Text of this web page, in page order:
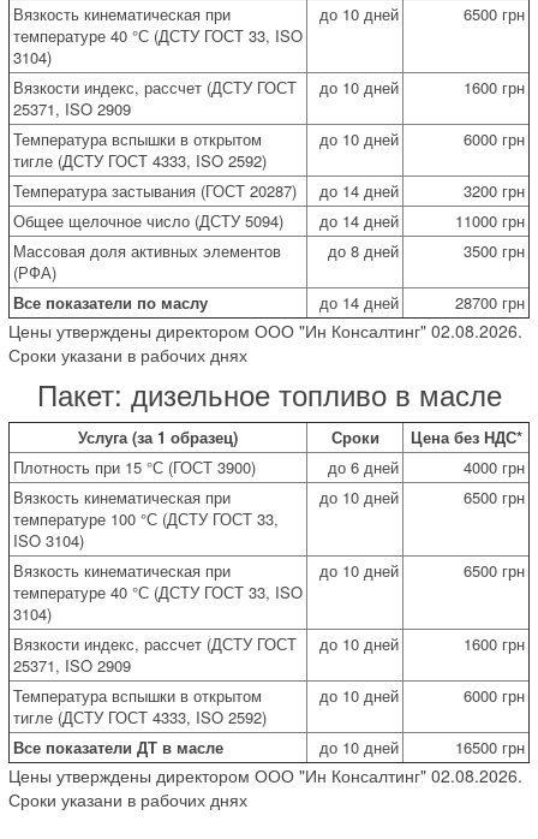
Вязкость кинематическая при
температуре 40 °С (ДСТУ ГОСТ 33, ISO
3104)
до 10 дней 6500 грн
Вязкости индекс, рассчет (ДСТУ ГОСТ
25371, ISO 2909
до 10 дней 1600 грн
Температура вспышки в открытом
тигле (ДСТУ ГОСТ 4333, ISO 2592)
до 10 дней 6000 грн
Температура застывания (ГОСТ 20287) до 14 дней
3200 грн
Общее щелочное число (ДСТУ 5094)
до 14 дней
11000 грн
Массовая доля активных элементов
(РФА)
до 8 дней 3500 грн
Все показатели по маслу до 14 дней 28700 грн
Цены утверждены директором ООО "Ин Консалтинг" 02.08.2026.
Сроки указани в рабочих днях
Пакет: дизельное топливо в масле
Услуга (за 1 образец) Сроки
Цена без НДС*
Плотность при 15 °С (ГОСТ 3900)
до 6 дней
4000 грн
Вязкость кинематическая при
температуре 100 °С (ДСТУ ГОСТ 33,
ISO 3104)
до 10 дней 6500 грн
Вязкость кинематическая при
температуре 40 °С (ДСТУ ГОСТ 33, ISO
3104)
до 10 дней 6500 грн
Вязкости индекс, рассчет (ДСТУ ГОСТ
25371, ISO 2909
до 10 дней 1600 грн
Температура вспышки в открытом
тигле (ДСТУ ГОСТ 4333, ISO 2592)
до 10 дней 6000 грн
Все показатели ДТ в масле до 10 дней 16500 грн
Цены утверждены директором ООО "Ин Консалтинг" 02.08.2026.
Сроки указани в рабочих днях